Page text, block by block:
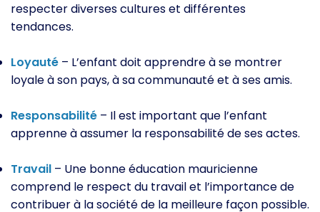
respecter diverses cultures et différentes
tendances.
Loyauté – L’enfant doit apprendre à se montrer
loyale à son pays, à sa communauté et à ses amis.
Responsabilité – Il est important que l’enfant
apprenne à assumer la responsabilité de ses actes.
Travail – Une bonne éducation mauricienne
comprend le respect du travail et l’importance de
contribuer à la société de la meilleure façon possible.